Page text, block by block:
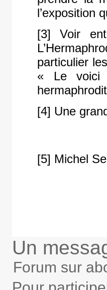
l’exposition
[3] Voir
particulier
« Le voici
[4] Une
[5] Michel
Un
Forum sur